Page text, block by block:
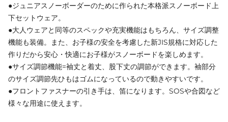
●ジュニアスノーボーダーのために作られた本格派スノーボード上
下セットウェア。
●大人ウェアと同等のスペックや充実機能はもちろん、サイズ調整
機能も装備。また、お子様の安全を考慮した新JIS規格に対応した
作りだから安心・快適にお子様がスノーボードを楽しめます。
●サイズ調節機能=袖丈と着丈、股下丈の調節ができます。袖部分
のサイズ調節先ひもはゴムになっているので動きやすいです。
●フロントファスナーの引き手は、笛になります。SOSや合図など
様々な用途に使えます。